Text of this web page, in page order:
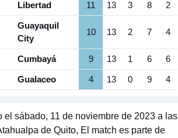
Libertad 11 13 3 8 2
Guayaquil
City
10 13 2 7 4
Cumbayá 9 13 1 6 6
Gualaceo 4 13 0 9 4
sábado, 11 de noviembre de 2023 a las
de Quito, El match es parte de